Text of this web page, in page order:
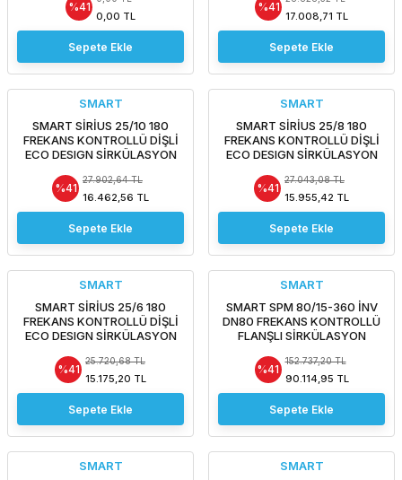
arayınız.
%41
0,00 TL
Sepete Ekle
%41
17.008,71 TL
Sepete Ekle
SMART
SMART SİRİUS 25/10 180
FREKANS KONTROLLÜ DİŞLİ
ECO DESIGN SİRKÜLASYON
%41
27.902,64 TL
16.462,56 TL
Sepete Ekle
SMART
SMART SİRİUS 25/8 180
FREKANS KONTROLLÜ DİŞLİ
ECO DESIGN SİRKÜLASYON
%41
27.043,08 TL
15.955,42 TL
Sepete Ekle
SMART
SMART SİRİUS 25/6 180
FREKANS KONTROLLÜ DİŞLİ
ECO DESIGN SİRKÜLASYON
%41
25.720,68 TL
15.175,20 TL
Sepete Ekle
SMART
SMART SPM 80/15-360 İNV
DN80 FREKANS KONTROLLÜ
FLANŞLI SİRKÜLASYON
%41
152.737,20 TL
90.114,95 TL
Sepete Ekle
SMART
SMART